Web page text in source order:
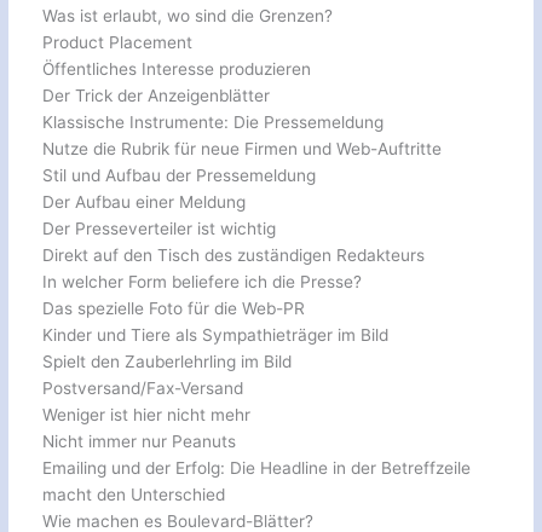
Was ist erlaubt, wo sind die Grenzen?
Product Placement
Öffentliches Interesse produzieren
Der Trick der Anzeigenblätter
Klassische Instrumente: Die Pressemeldung
Nutze die Rubrik für neue Firmen und Web-Auftritte
Stil und Aufbau der Pressemeldung
Der Aufbau einer Meldung
Der Presseverteiler ist wichtig
Direkt auf den Tisch des zuständigen Redakteurs
In welcher Form beliefere ich die Presse?
Das spezielle Foto für die Web-PR
Kinder und Tiere als Sympathieträger im Bild
Spielt den Zauberlehrling im Bild
Postversand/Fax-Versand
Weniger ist hier nicht mehr
Nicht immer nur Peanuts
Emailing und der Erfolg: Die Headline in der Betreffzeile
macht den Unterschied
Wie machen es Boulevard-Blätter?